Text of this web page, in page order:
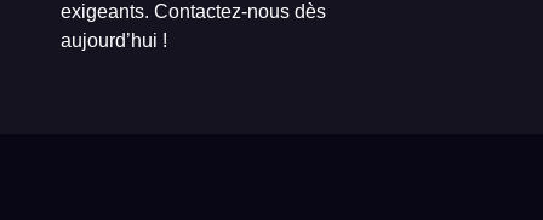
exigeants. Contactez-nous dès
aujourd’hui !